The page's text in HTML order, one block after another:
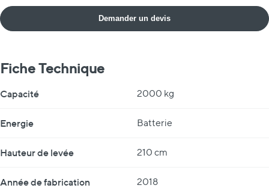
Demander un devis
Fiche Technique
Capacité 2000 kg
Energie Batterie
Hauteur de levée 210 cm
Année de fabrication 2018